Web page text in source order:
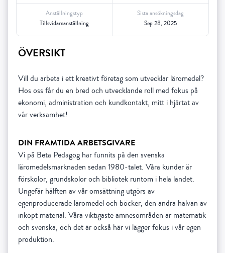
Tillsvidareanställning
Anställningstyp
Sep 28, 2025
Sista ansökningsdag
ÖVERSIKT
Vill du arbeta i ett kreativt företag som utvecklar läromedel?
Hos oss får du en bred och utvecklande roll med fokus på
ekonomi, administration och kundkontakt, mitt i hjärtat av
vår verksamhet!
DIN FRAMTIDA ARBETSGIVARE
Vi på Beta Pedagog har funnits på den svenska
läromedelsmarknaden sedan 1980-talet. Våra kunder är
förskolor, grundskolor och bibliotek runtom i hela landet.
Ungefär hälften av vår omsättning utgörs av
egenproducerade läromedel och böcker, den andra halvan av
inköpt material. Våra viktigaste ämnesområden är matematik
och svenska, och det är också här vi lägger fokus i vår egen
produktion.